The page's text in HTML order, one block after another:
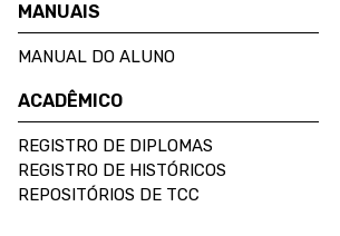
MANUAIS
MANUAL DO ALUNO
ACADÊMICO
REGISTRO DE DIPLOMAS
REGISTRO DE HISTÓRICOS
REPOSITÓRIOS DE TCC